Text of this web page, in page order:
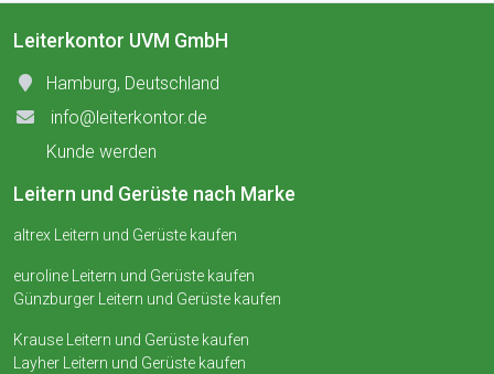
Leiterkontor UVM GmbH
Hamburg, Deutschland
info@leiterkontor.de
Kunde werden
Leitern und Gerüste nach Marke
altrex Leitern und Gerüste kaufen
euroline Leitern und Gerüste kaufen
Günzburger Leitern und Gerüste kaufen
Krause Leitern und Gerüste kaufen
Layher Leitern und Gerüste kaufen